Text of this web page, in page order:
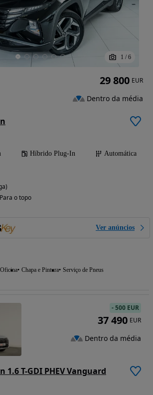
1 / 6
Híbrido Plug-In
Automática
o topo
Ver anúncios
Oficina Chapa e Pintura Serviço de Pneus
29 800 EUR
Dentro da média
1.6 T-GDI PHEV Vanguard
-500 EUR
37 490 EUR
Dentro da média